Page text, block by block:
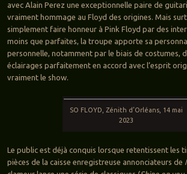
avec Alain Perez une exceptionnelle paire de
vraiment hommage au Floyd des origines. Mais
simplement faire honneur à Pink Floyd par des
moins que parfaites, la troupe apporte sa
personnelle, notamment par le biais de costumes,
éclairages parfaitement en accord avec l’esprit
vraiment le show.
SO FLOYD, Zénith d’Orléans, 14 mai
2023
Le public est déjà conquis lorsque retentissent les
pièces de la caisse enregistreuse annonciateurs de